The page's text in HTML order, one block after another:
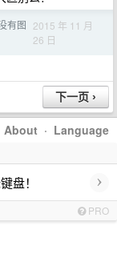
有图 2015 年 11 月
26 日
About · Language
盘！ ›
PRO